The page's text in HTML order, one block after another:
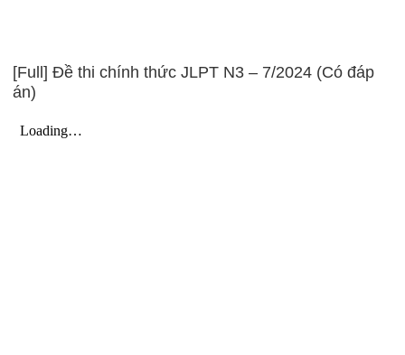
[Full] Đề thi chính thức JLPT N3 – 7/2024 (Có đáp
án)